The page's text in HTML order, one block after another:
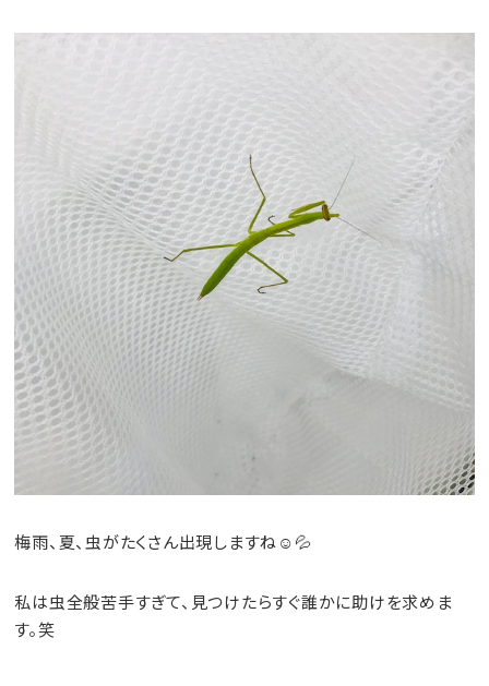
梅雨、夏、虫がたくさん出現しますね☺💦
私は虫全般苦手すぎて、見つけたらすぐ誰かに助けを求めま
す。笑